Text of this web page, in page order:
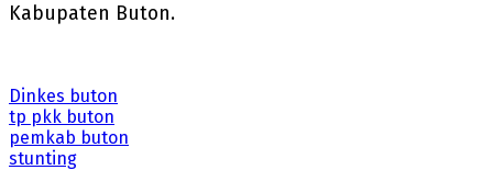
Kabupaten Buton.
Dinkes buton
tp pkk buton
pemkab buton
stunting